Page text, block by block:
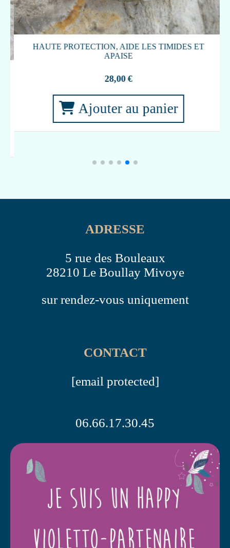
BRACELET DURGA LABRADORITE ET
AMÉTHYSTE
32,00€
ADRESSE
5 rue des Bouleaux
28210 Le Boullay Mivoye
sur rendez-vous uniquement
CONTACT
[email protected]
06.66.17.30.45